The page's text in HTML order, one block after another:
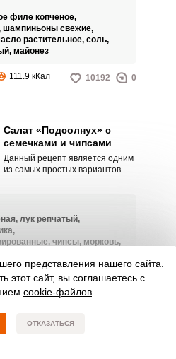
который легко запомнить и
приготовить в любой момент,
когда стоит задача вкусно
накормить.
филе копченое,
шампиньоны свежие,
растительное, соль,
майонез
111.9 кКал 10192 0
Салат «Подсолнух» с
семечками и чипсами
Данный рецепт является одним
из самых простых вариантов
придает салату еще более
интересный вид и приятный
хруст.
лук репчатый,
чипсы, морковь,
168.6 кКал 7712 0
Салат «Белый лебедь»
представления нашего сайта.
этот сайт, вы соглашаетесь с
cookie-файлов
ОТКАЗАТЬСЯ